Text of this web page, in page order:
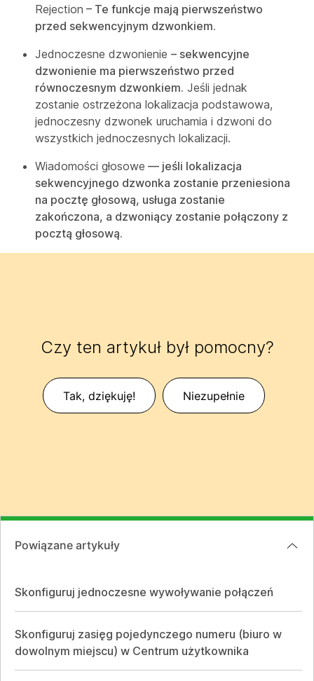
Rejection – Te funkcje mają pierwszeństwo
przed sekwencyjnym dzwonkiem.
Jednoczesne dzwonienie – sekwencyjne
dzwonienie ma pierwszeństwo przed
równoczesnym dzwonkiem. Jeśli jednak
zostanie ostrzeżona lokalizacja podstawowa,
jednoczesny dzwonek uruchamia i dzwoni do
wszystkich jednoczesnych lokalizacji.
Wiadomości głosowe — jeśli lokalizacja
sekwencyjnego dzwonka zostanie przeniesiona
na pocztę głosową, usługa zostanie
zakończona, a dzwoniący zostanie połączony z
pocztą głosową.
Czy ten artykuł był pomocny?
Tak, dziękuję! Niezupełnie
Powiązane artykuły
Skonfiguruj jednoczesne wywoływanie połączeń
Skonfiguruj zasięg pojedynczego numeru (biuro w
dowolnym miejscu) w Centrum użytkownika